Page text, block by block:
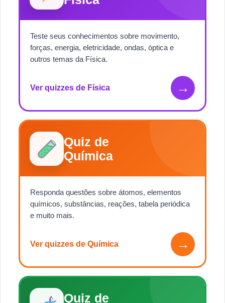
Teste seus conhecimentos sobre movimento,
forças, energia, eletricidade, ondas, óptica e
outros temas da Física.
Ver quizzes de Física →
Quiz de
Química
Responda questões sobre átomos, elementos
químicos, substâncias, reações, tabela periódica
e muito mais.
Ver quizzes de Química →
Quiz de